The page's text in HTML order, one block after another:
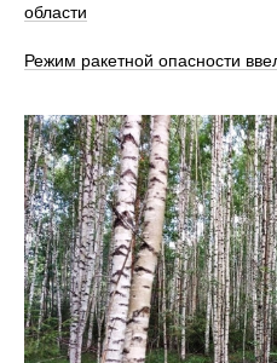
области
Режим ракетной опасности